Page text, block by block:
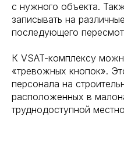
с нужного объекта.
записывать на
последующего
К VSAT-комплексу
«тревожных кнопок».
персонала на
расположенных в
труднодоступной